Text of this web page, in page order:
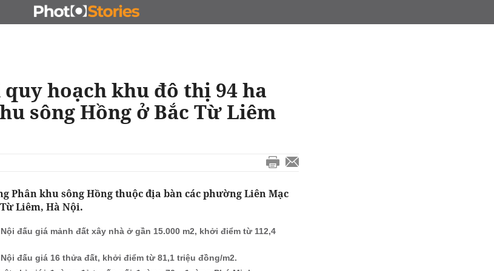
ĐẤU GIÁ - ĐẤU THẦU KINH DOANH
quy hoạch khu đô thị 94 ha
sông Hồng ở Bắc Từ Liêm
Phân khu sông Hồng thuộc địa bàn các phường Liên Mạc
Liêm, Hà Nội.
đấu giá mảnh đất xây nhà ở gần 15.000 m2, khởi điểm từ 112,4
đấu giá 16 thửa đất, khởi điểm từ 81,1 triệu đồng/m2.